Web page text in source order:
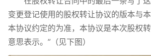
变更登记使用的股权转让协议的版本与
本协议约定的为准，本协议是本次股权
意思表示。”（见下图）